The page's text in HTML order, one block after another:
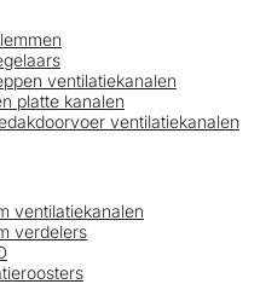
ventilatiekanalen
platte kanalen
ventilatiekanalen
ventilatiekanalen
verdelers